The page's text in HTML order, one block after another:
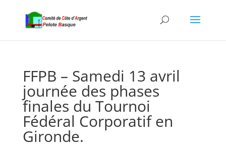
FFPB – Samedi 13 avril
journée des phases
finales du Tournoi
Fédéral Corporatif en
Gironde.